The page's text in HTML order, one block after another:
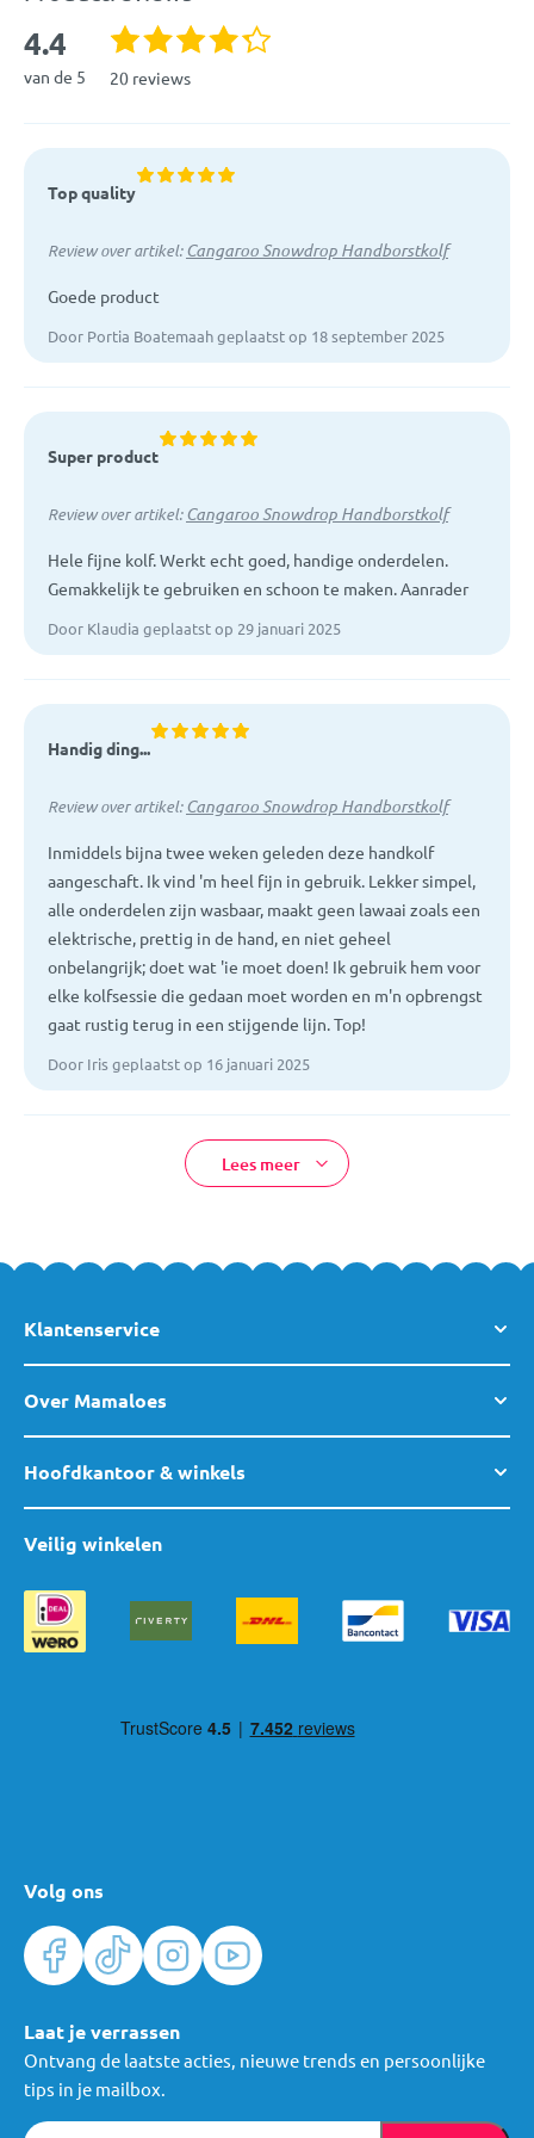
4.4
van de 5 20 reviews
Top quality
Review over artikel:Cangaroo Snowdrop Handborstkolf
Goede product
Door Portia Boatemaah geplaatst op 18 september 2025
Super product
Review over artikel:Cangaroo Snowdrop Handborstkolf
Hele fijne kolf. Werkt echt goed, handige onderdelen.
Gemakkelijk te gebruiken en schoon te maken. Aanrader
Door Klaudia geplaatst op 29 januari 2025
Handig ding...
Review over artikel:Cangaroo Snowdrop Handborstkolf
Inmiddels bijna twee weken geleden deze handkolf
aangeschaft. Ik vind 'm heel fijn in gebruik. Lekker simpel,
alle onderdelen zijn wasbaar, maakt geen lawaai zoals een
elektrische, prettig in de hand, en niet geheel
onbelangrijk; doet wat 'ie moet doen! Ik gebruik hem voor
elke kolfsessie die gedaan moet worden en m'n opbrengst
gaat rustig terug in een stijgende lijn. Top!
Door Iris geplaatst op 16 januari 2025
Lees meer
Klantenservice
Over Mamaloes
Hoofdkantoor & winkels
Volg ons
Veilig winkelen
Laat je verrassen
Ontvang de laatste acties, nieuwe trends en persoonlijke
tips in je mailbox.